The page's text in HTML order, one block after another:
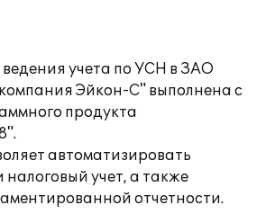
учета по УСН в ЗАО
Эйкон-С" выполнена с
продукта
автоматизировать
налоговый учет, а также
отчетности.